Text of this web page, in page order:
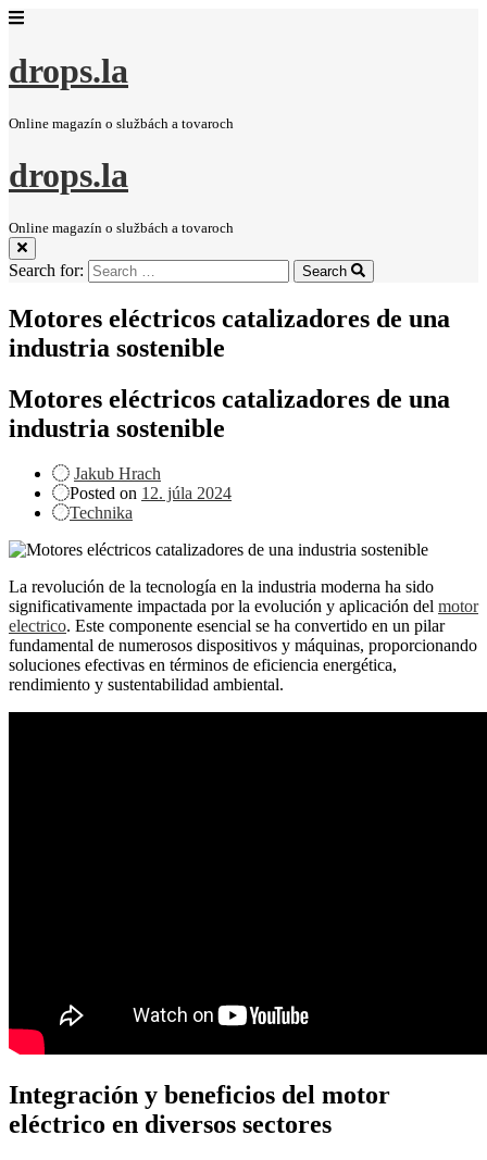
drops.la
Online magazín o službách a tovaroch
drops.la
Online magazín o službách a tovaroch
Search for: Search
Motores eléctricos catalizadores de una
industria sostenible
Motores eléctricos catalizadores de una
industria sostenible
Jakub Hrach
Posted on 12. júla 2024
Technika
La revolución de la tecnología en la industria moderna ha sido
significativamente impactada por la evolución y aplicación del motor
electrico. Este componente esencial se ha convertido en un pilar
fundamental de numerosos dispositivos y máquinas, proporcionando
soluciones efectivas en términos de eficiencia energética,
rendimiento y sustentabilidad ambiental.
Integración y beneficios del motor
eléctrico en diversos sectores